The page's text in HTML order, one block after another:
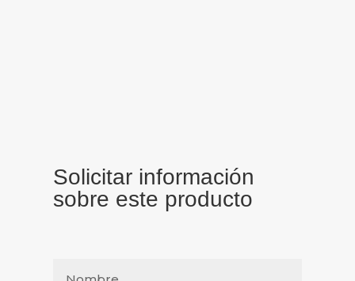
Solicitar información
sobre este producto